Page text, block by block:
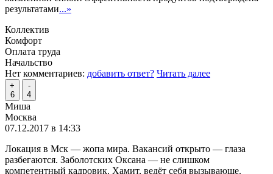
результатами...»
Коллектив
Комфорт
Оплата труда
Начальство
Нет комментариев: добавить ответ? Читать далее
+
6
-
4
Миша
Москва
07.12.2017 в 14:33
Локация в Мск — жопа мира. Вакансий открыто — глаза
разбегаются. Заболотских Оксана — не слишком
компетентный кадровик. Хамит, ведёт себя вызывающе.